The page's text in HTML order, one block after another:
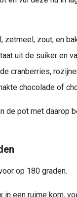
zetmeel, zout, en
uit de suiker en
cranberries,
chocolade of
de pot met daarop
op 180 graden.
in een ruime kom,